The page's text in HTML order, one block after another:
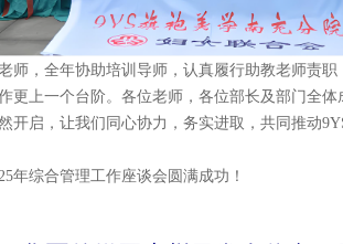
师，全年协助培训导师，认真履行助教老师责
更上一个台阶。 各位老师，各位部长及部门全
开启，让我们同心协力，务实进取，共同推动
年综合管理工作座谈会圆满成功！